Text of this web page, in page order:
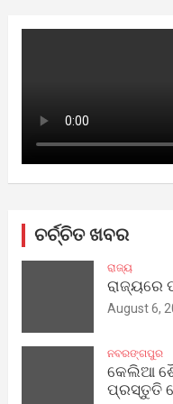
ଚର୍ଚ୍ଚିତ ଖବର
ରାଜ୍ୟ
ରାଜ୍ୟରେ
August 6,
ନବରଙ୍ଗପୁର
କେଲିଆ
ପ୍ରସ୍ତୁତି